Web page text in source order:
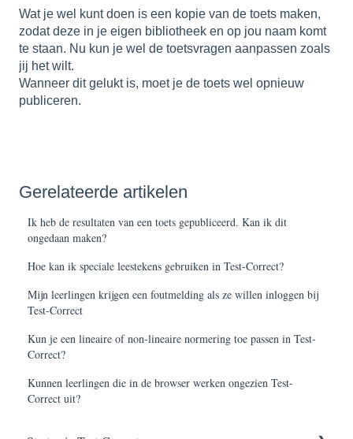
Wat je wel kunt doen is een kopie van de toets maken,
zodat deze in je eigen bibliotheek en op jou naam komt
te staan. Nu kun je wel de toetsvragen aanpassen zoals
jij het wilt.
Wanneer dit gelukt is, moet je de toets wel opnieuw
publiceren.
Gerelateerde artikelen
Ik heb de resultaten van een toets gepubliceerd. Kan ik dit
ongedaan maken?
Hoe kan ik speciale leestekens gebruiken in Test-Correct?
Mijn leerlingen krijgen een foutmelding als ze willen inloggen bij
Test-Correct
Kun je een lineaire of non-lineaire normering toe passen in Test-
Correct?
Kunnen leerlingen die in de browser werken ongezien Test-
Correct uit?